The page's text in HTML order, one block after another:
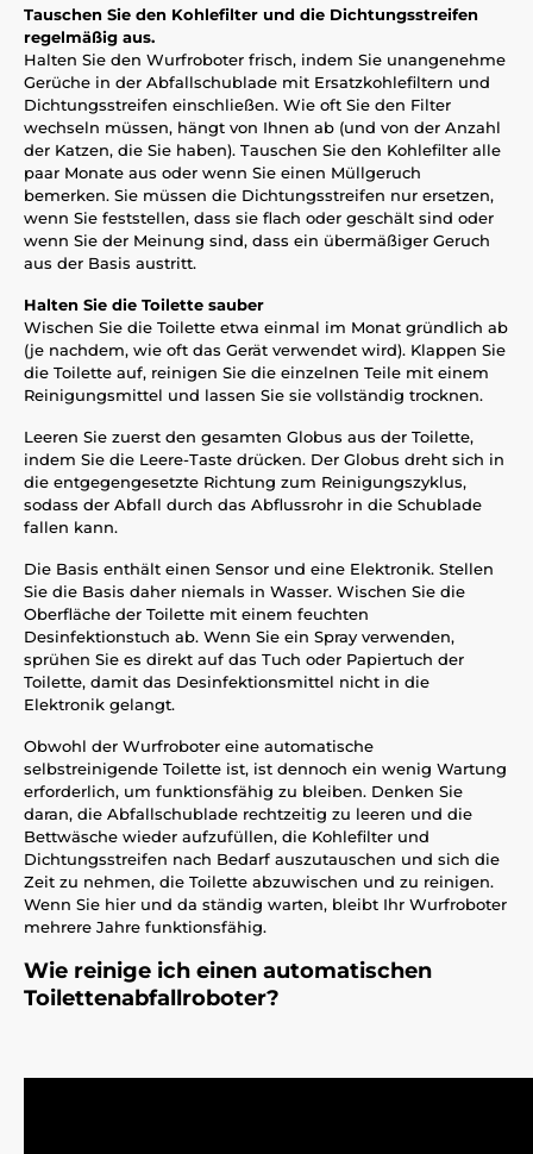
Tauschen Sie den Kohlefilter und die Dichtungsstreifen
regelmäßig aus.
Halten Sie den Wurfroboter frisch, indem Sie unangenehme
Gerüche in der Abfallschublade mit Ersatzkohlefiltern und
Dichtungsstreifen einschließen. Wie oft Sie den Filter
wechseln müssen, hängt von Ihnen ab (und von der Anzahl
der Katzen, die Sie haben). Tauschen Sie den Kohlefilter alle
paar Monate aus oder wenn Sie einen Müllgeruch
bemerken. Sie müssen die Dichtungsstreifen nur ersetzen,
wenn Sie feststellen, dass sie flach oder geschält sind oder
wenn Sie der Meinung sind, dass ein übermäßiger Geruch
aus der Basis austritt.
Halten Sie die Toilette sauber
Wischen Sie die Toilette etwa einmal im Monat gründlich ab
(je nachdem, wie oft das Gerät verwendet wird). Klappen Sie
die Toilette auf, reinigen Sie die einzelnen Teile mit einem
Reinigungsmittel und lassen Sie sie vollständig trocknen.
Leeren Sie zuerst den gesamten Globus aus der Toilette,
indem Sie die Leere-Taste drücken. Der Globus dreht sich in
die entgegengesetzte Richtung zum Reinigungszyklus,
sodass der Abfall durch das Abflussrohr in die Schublade
fallen kann.
Die Basis enthält einen Sensor und eine Elektronik. Stellen
Sie die Basis daher niemals in Wasser. Wischen Sie die
Oberfläche der Toilette mit einem feuchten
Desinfektionstuch ab. Wenn Sie ein Spray verwenden,
sprühen Sie es direkt auf das Tuch oder Papiertuch der
Toilette, damit das Desinfektionsmittel nicht in die
Elektronik gelangt.
Obwohl der Wurfroboter eine automatische
selbstreinigende Toilette ist, ist dennoch ein wenig Wartung
erforderlich, um funktionsfähig zu bleiben. Denken Sie
daran, die Abfallschublade rechtzeitig zu leeren und die
Bettwäsche wieder aufzufüllen, die Kohlefilter und
Dichtungsstreifen nach Bedarf auszutauschen und sich die
Zeit zu nehmen, die Toilette abzuwischen und zu reinigen.
Wenn Sie hier und da ständig warten, bleibt Ihr Wurfroboter
mehrere Jahre funktionsfähig.
Wie reinige ich einen automatischen
Toilettenabfallroboter?